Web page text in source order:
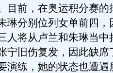
目前，在奥运积分赛的
琳分别位列女单前四，
人将从卢兰和朱琳当中
宁旧伤复发，因此缺席
演练，她的状态也遭遇